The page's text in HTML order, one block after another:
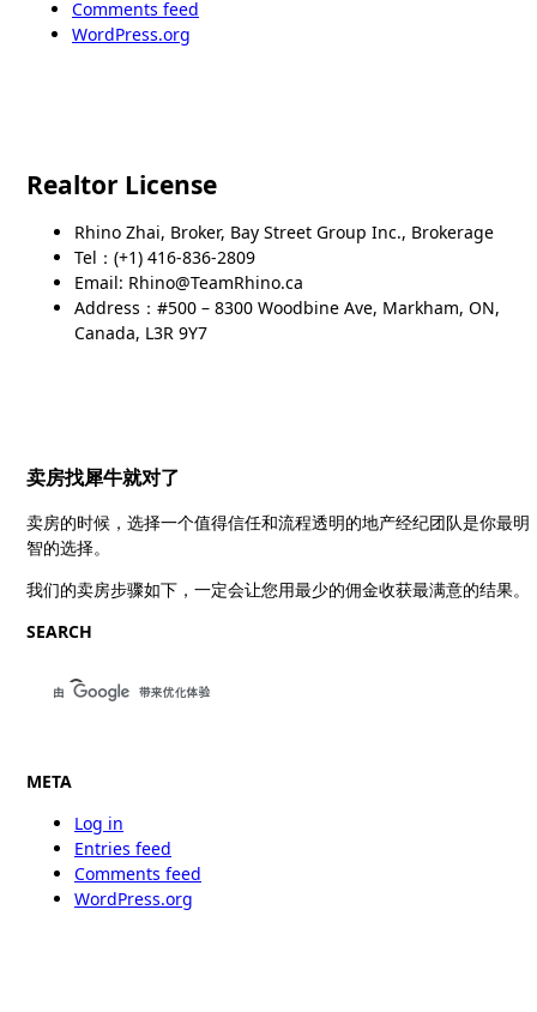
Comments feed
WordPress.org
Realtor License
Rhino Zhai, Broker, Bay Street Group Inc., Brokerage
Tel：(+1) 416-836-2809
Email: Rhino@TeamRhino.ca
Address：#500 – 8300 Woodbine Ave, Markham, ON,
Canada, L3R 9Y7
卖房找犀牛就对了
卖房的时候，选择一个值得信任和流程透明的地产经纪团队是你最明
智的选择。
我们的卖房步骤如下，一定会让您用最少的佣金收获最满意的结果。
SEARCH
META
Log in
Entries feed
Comments feed
WordPress.org